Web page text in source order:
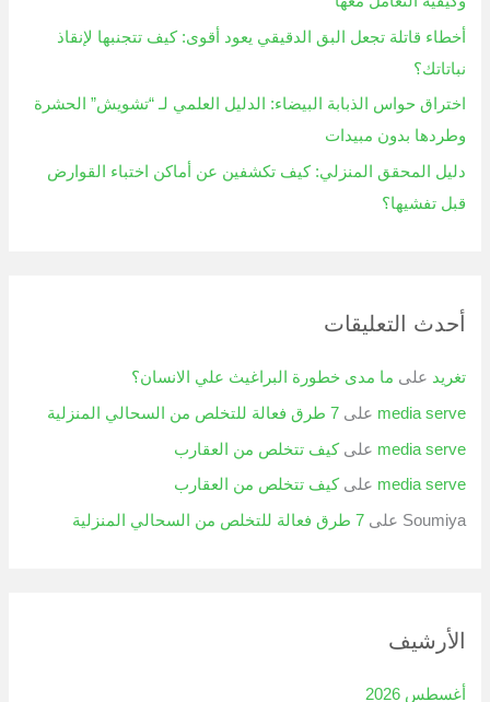
أخطاء قاتلة تجعل البق الدقيقي يعود أقوى: كيف تتجنبها لإنقاذ
نباتاتك؟
اختراق حواس الذبابة البيضاء: الدليل العلمي لـ “تشويش” الحشرة
وطردها بدون مبيدات
دليل المحقق المنزلي: كيف تكشفين عن أماكن اختباء القوارض
قبل تفشيها؟
أحدث التعليقات
تغريد على ما مدى خطورة البراغيث علي الانسان؟
media serve على7 طرق فعالة للتخلص من السحالي المنزلية
media serve علىكيف تتخلص من العقارب
media serve علىكيف تتخلص من العقارب
Soumiya على7 طرق فعالة للتخلص من السحالي المنزلية
الأرشيف
أغسطس 2026